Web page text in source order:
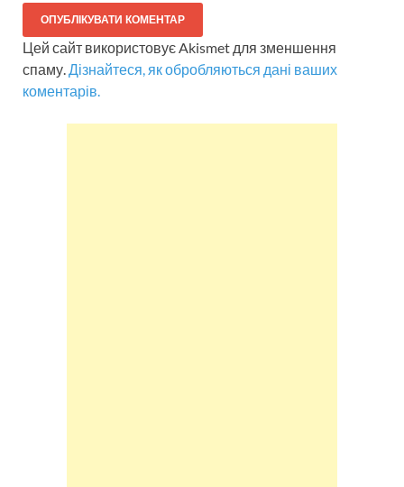
Цей сайт використовує Akismet для зменшення
спаму.Дізнайтеся, як обробляються дані ваших
коментарів.